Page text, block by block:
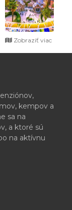
Zobraziť viac
kempov a
sa na
a ktoré sú
na aktívnu